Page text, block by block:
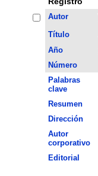
Autor
Título
Año
Número
Palabras
clave
Resumen
Dirección
Autor
corporativo
Editorial